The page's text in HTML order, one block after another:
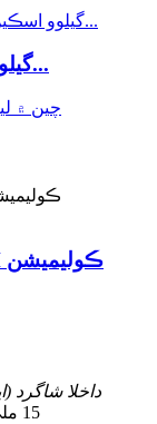
گيلوو اسڪين هيڊ ويلڊنگ سسٽم...
داخلا شاگرد
15 ملي ميٽر، 20 ملي ميٽر، 30 ملي ميٽر